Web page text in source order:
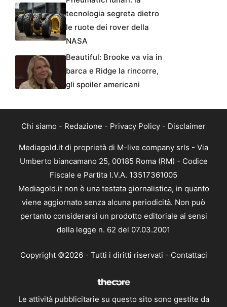
tecnologia segreta dietro
le ruote dei rover della
NASA
Beautiful: Brooke va via in
barca e Ridge la rincorre,
gli spoiler americani
Chi siamo - Redazione - Privacy Policy - Disclaimer
Mediagold.it di proprietà di M-live company srls - Via
Umberto biancamano 25, 00185 Roma (RM) - Codice
Fiscale e Partita I.V.A. 13517361005
Mediagold.it non è una testata giornalistica, in quanto
viene aggiornato senza alcuna periodicità. Non può
pertanto considerarsi un prodotto editoriale ai sensi
della legge n. 62 del 07.03.2001
Copyright ©2026 - Tutti i diritti riservati - Contattaci
Le attività pubblicitarie su questo sito sono gestite da